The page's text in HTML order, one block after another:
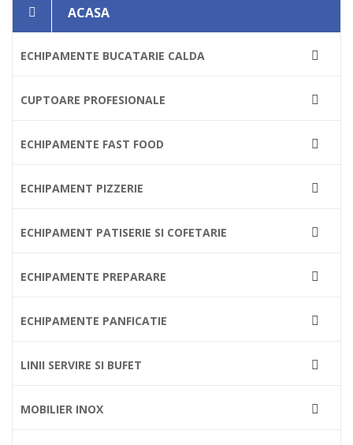
ACASA
ECHIPAMENTE BUCATARIE CALDA 
CUPTOARE PROFESIONALE 
ECHIPAMENTE FAST FOOD 
ECHIPAMENT PIZZERIE 
ECHIPAMENT PATISERIE SI COFETARIE 
ECHIPAMENTE PREPARARE 
ECHIPAMENTE PANFICATIE 
LINII SERVIRE SI BUFET 
MOBILIER INOX 